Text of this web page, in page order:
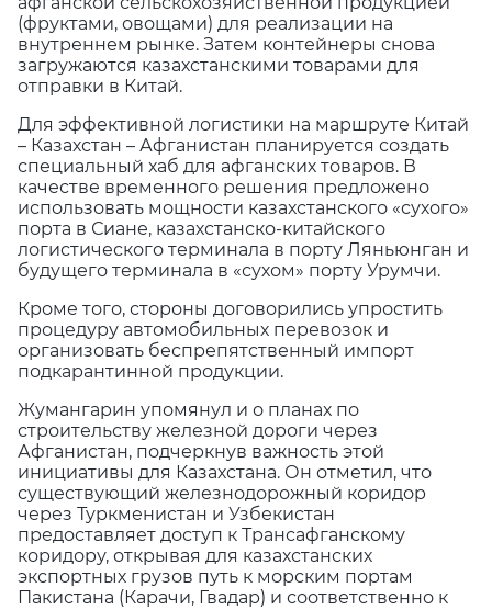
(фруктами, овощами) для реализации на
внутреннем рынке. Затем контейнеры снова
загружаются казахстанскими товарами для
отправки в Китай.
Для эффективной логистики на маршруте Китай
– Казахстан – Афганистан планируется создать
специальный хаб для афганских товаров. В
качестве временного решения предложено
использовать мощности казахстанского «сухого»
порта в Сиане, казахстанско-китайского
логистического терминала в порту Ляньюнган и
будущего терминала в «сухом» порту Урумчи.
Кроме того, стороны договорились упростить
процедуру автомобильных перевозок и
организовать беспрепятственный импорт
подкарантинной продукции.
Жумангарин упомянул и о планах по
строительству железной дороги через
Афганистан, подчеркнув важность этой
инициативы для Казахстана. Он отметил, что
существующий железнодорожный коридор
через Туркменистан и Узбекистан
предоставляет доступ к Трансафганскому
коридору, открывая для казахстанских
экспортных грузов путь к морским портам
Пакистана (Карачи, Гвадар) и соответственно к